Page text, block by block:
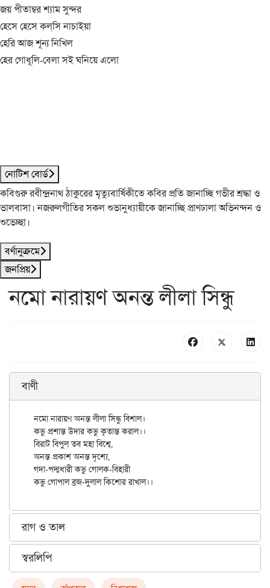
জয় পীতাম্বর শ্যাম সুন্দর
হেসে হেসে কল্‌সি নাচাইয়া
হেরি আজ শূন্য নিখিল
হের গোধূলি-বেলা সই ঘনিয়ে এলো
নোটিশ বোর্ড
কবিগুরু রবীন্দ্রনাথ ঠাকুরের মৃত্যুবার্ষিকীতে কবির প্রতি জানাচ্ছি গভীর শ্রদ্ধা ও
ভালবাসা। নজরুলগীতির সকল শুভানুধ্যায়ীকে জানাচ্ছি প্রাণঢালা অভিনন্দন ও
শুভেচ্ছা।
বর্ণানুক্রমে
জনপ্রিয়
নমো নারায়ণ অনন্ত লীলা সিন্ধু
বাণী
নমো নারায়ণ অনন্ত লীলা সিন্ধু বিশাল।
কভু প্রশান্ত উদার কভু কৃতান্ত করাল।।
বিরাট বিপুল তব মহা বিশ্বে,
অনন্ত প্রকাশ অনন্ত দৃশ্যে,
গদা-পদ্মধারী কভু গোলক-বিহারী
রাগ ও তাল
স্বরলিপি